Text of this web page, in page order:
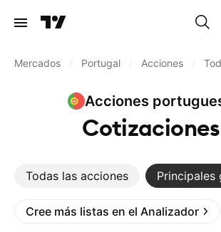
Mercados Portugal Acciones
Acciones
Cotizaciones
Todas las acciones Principales
Cree más listas en el Analizador